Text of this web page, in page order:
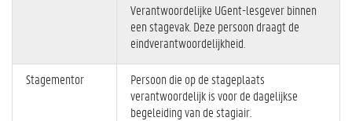
Verantwoordelijke UGent-lesgever binnen
een stagevak. Deze persoon draagt de
eindverantwoordelijkheid.
Stagementor
Persoon die op de stageplaats
verantwoordelijk is voor de dagelijkse
begeleiding van de stagiair.